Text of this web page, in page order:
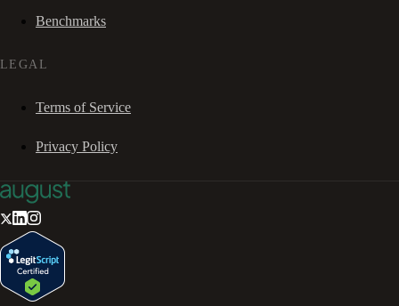
Benchmarks
LEGAL
Terms of Service
Privacy Policy